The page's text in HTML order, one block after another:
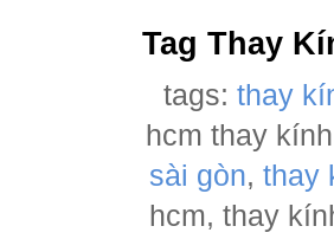
Tag Thay
tags:thay
hcm thay
sài gòn,thay
hcm, thay